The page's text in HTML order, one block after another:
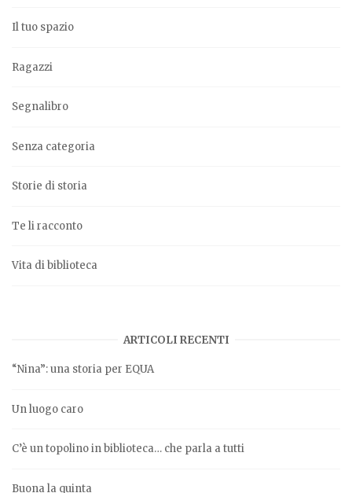
Il tuo spazio
Ragazzi
Segnalibro
Senza categoria
Storie di storia
Te li racconto
Vita di biblioteca
ARTICOLI RECENTI
“Nina”: una storia per EQUA
Un luogo caro
C’è un topolino in biblioteca… che parla a tutti
Buona la quinta